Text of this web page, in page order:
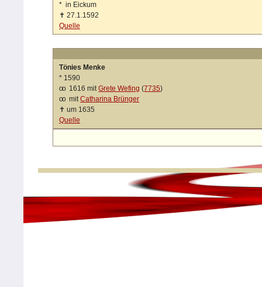
* in Eickum
✝ 27.1.1592
Quelle
Tönies Menke
* 1590
oo
1616 mitGrete Wefing (7735)
oo mitCatharina Brünger
✝ um 1635
Quelle